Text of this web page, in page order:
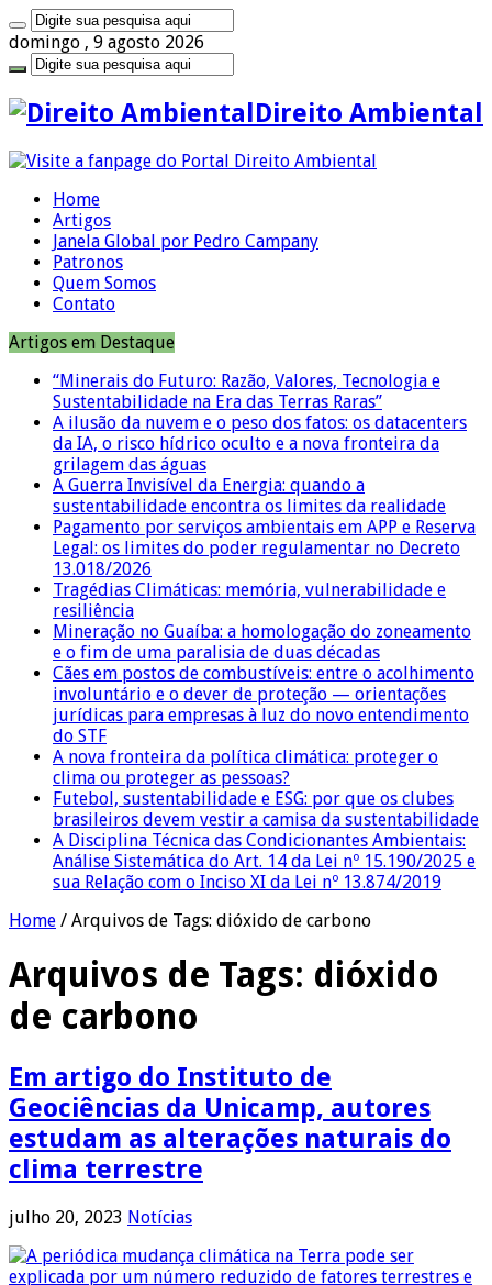
domingo , 9 agosto 2026
Direito Ambiental
Home
Artigos
Janela Global por Pedro Campany
Patronos
Quem Somos
Contato
Artigos em Destaque
“Minerais do Futuro: Razão, Valores, Tecnologia e
Sustentabilidade na Era das Terras Raras”
A ilusão da nuvem e o peso dos fatos: os datacenters
da IA, o risco hídrico oculto e a nova fronteira da
grilagem das águas
A Guerra Invisível da Energia: quando a
sustentabilidade encontra os limites da realidade
Pagamento por serviços ambientais em APP e Reserva
Legal: os limites do poder regulamentar no Decreto
13.018/2026
Tragédias Climáticas: memória, vulnerabilidade e
resiliência
Mineração no Guaíba: a homologação do zoneamento
e o fim de uma paralisia de duas décadas
Cães em postos de combustíveis: entre o acolhimento
involuntário e o dever de proteção — orientações
jurídicas para empresas à luz do novo entendimento
do STF
A nova fronteira da política climática: proteger o
clima ou proteger as pessoas?
Futebol, sustentabilidade e ESG: por que os clubes
brasileiros devem vestir a camisa da sustentabilidade
A Disciplina Técnica das Condicionantes Ambientais:
Análise Sistemática do Art. 14 da Lei nº 15.190/2025 e
sua Relação com o Inciso XI da Lei nº 13.874/2019
Home / Arquivos de Tags: dióxido de carbono
Arquivos de Tags: dióxido
de carbono
Em artigo do Instituto de
Geociências da Unicamp, autores
estudam as alterações naturais do
clima terrestre
julho 20, 2023 Notícias